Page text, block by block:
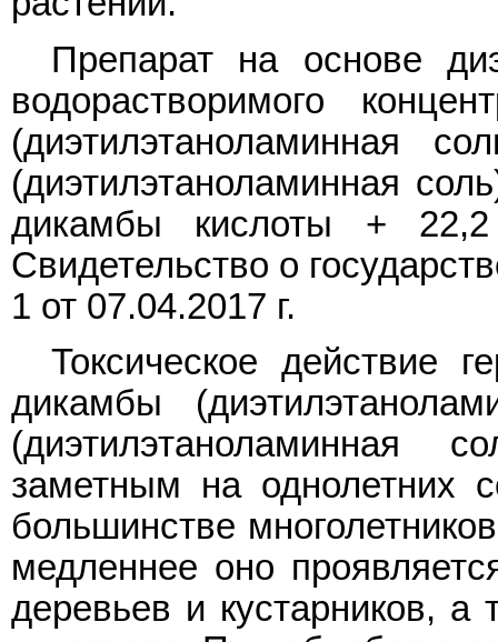
Препарат на основе
водорастворимого
(диэтилэтаноламинная
(диэтилэтаноламинная
дикамбы кислоты + 22,2
Свидетельство о
1 от 07.04.2017 г.
Токсическое действие
дикамбы
(диэтилэтаноламинная
заметным на однолетних
большинстве
медленнее оно
деревьев и кустарников, а